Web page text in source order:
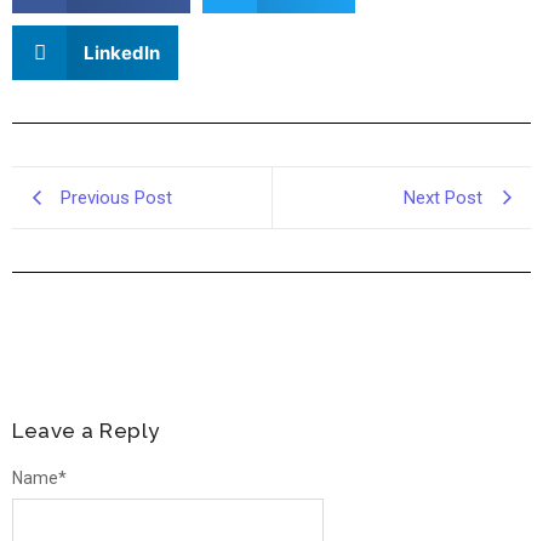
LinkedIn
Previous Post Next Post
Leave a Reply
Name*